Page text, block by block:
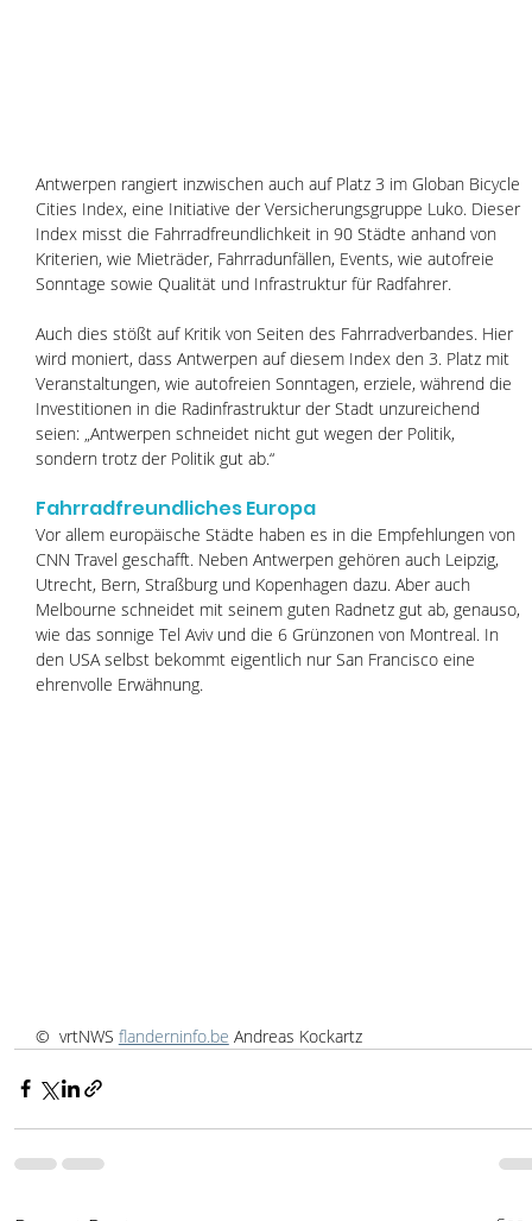
Antwerpen rangiert inzwischen auch auf Platz 3 im Globan Bicycle
Cities Index, eine Initiative der Versicherungsgruppe Luko. Dieser
Index misst die Fahrradfreundlichkeit in 90 Städte anhand von
Kriterien, wie Mieträder, Fahrradunfällen, Events, wie autofreie
Sonntage sowie Qualität und Infrastruktur für Radfahrer.
Auch dies stößt auf Kritik von Seiten des Fahrradverbandes. Hier
wird moniert, dass Antwerpen auf diesem Index den 3. Platz mit
Veranstaltungen, wie autofreien Sonntagen, erziele, während die
Investitionen in die Radinfrastruktur der Stadt unzureichend
seien: „Antwerpen schneidet nicht gut wegen der Politik,
sondern trotz der Politik gut ab.“
Fahrradfreundliches Europa
Vor allem europäische Städte haben es in die Empfehlungen von
CNN Travel geschafft. Neben Antwerpen gehören auch Leipzig,
Utrecht, Bern, Straßburg und Kopenhagen dazu. Aber auch
Melbourne schneidet mit seinem guten Radnetz gut ab, genauso,
wie das sonnige Tel Aviv und die 6 Grünzonen von Montreal. In
den USA selbst bekommt eigentlich nur San Francisco eine
ehrenvolle Erwähnung.
©  vrtNWS flanderninfo.be Andreas Kockartz